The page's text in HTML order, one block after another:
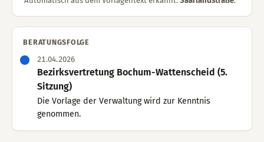
BERATUNGSFOLGE
21.04.2026
Bezirksvertretung Bochum-Wattenscheid (5.
Sitzung)
Die Vorlage der Verwaltung wird zur Kenntnis
genommen.